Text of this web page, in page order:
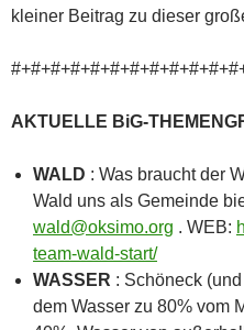
kleiner Beitrag zu dieser
AKTUELLE BiG-
WALD : Was braucht der
Wald uns als Gemeinde
wald@oksimo.org . WEB:
team-wald-start/
WASSER : Schöneck
dem Wasser zu 80% vom